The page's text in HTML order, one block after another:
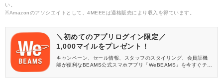
い。
※Amazonのアソシエイトとして、4MEEEは適格販売により収入を得ています。
＼初めてのアプリログイン限定／
1,000マイルをプレゼント！
キャンペーン、セール情報、スタッフのスタイリング、会員証機
能が便利なBEAMS公式スマホアプリ「WeBEAMS」を今すぐチェ